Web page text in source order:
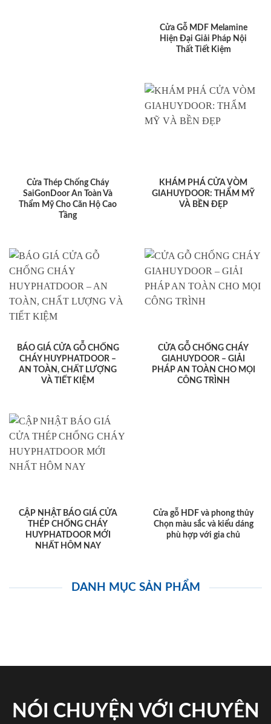
Cửa Gỗ MDF Melamine
Hiện Đại Giải Pháp Nội
Thất Tiết Kiệm
Cửa Thép Chống Cháy
SaiGonDoor An Toàn Và
Thẩm Mỹ Cho Căn Hộ Cao
Tầng
KHÁM PHÁ CỬA VÒM
GIAHUYDOOR: THẨM MỸ
VÀ BỀN ĐẸP
BÁO GIÁ CỬA GỖ CHỐNG
CHÁY HUYPHATDOOR –
AN TOÀN, CHẤT LƯỢNG
VÀ TIẾT KIỆM
CỬA GỖ CHỐNG CHÁY
GIAHUYDOOR – GIẢI
PHÁP AN TOÀN CHO MỌI
CÔNG TRÌNH
CẬP NHẬT BÁO GIÁ CỬA
THÉP CHỐNG CHÁY
HUYPHATDOOR MỚI
NHẤT HÔM NAY
Cửa gỗ HDF và phong thủy
Chọn màu sắc và kiểu dáng
phù hợp với gia chủ
DANH MỤC SẢN PHẨM
NÓI CHUYỆN VỚI CHUYÊN